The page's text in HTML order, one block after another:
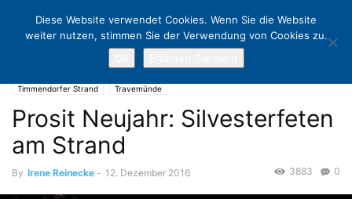
Timmendorfer Strand Travemünde
Prosit Neujahr: Silvesterfeten
am Strand
By Irene Reinecke - 12. Dezember 2016 0
3883
Diese Website verwendet Cookies. Wenn Sie die Website
weiter nutzen, stimmen Sie der Verwendung von Cookies zu.